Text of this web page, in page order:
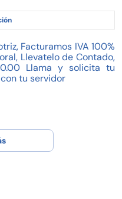
Facturamos IVA 100%
Llevatelo de Contado,
Llama y solicita tu
tu servidor